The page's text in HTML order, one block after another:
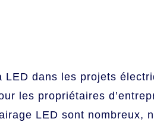
LED dans les projets
les propriétaires
LED sont nombreux,